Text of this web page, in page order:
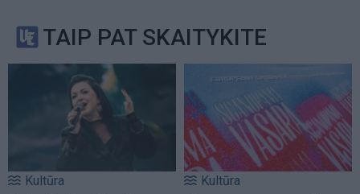
TAIP PAT SKAITYKITE
Kultūra Kultūra